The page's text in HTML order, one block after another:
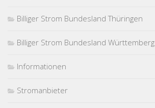
Billiger Strom Bundesland Thüringen
Billiger Strom Bundesland Württemberg
Informationen
Stromanbieter